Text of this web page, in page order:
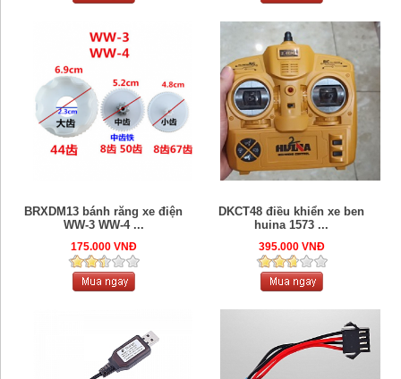
BRXDM13 bánh răng xe điện
WW-3 WW-4 ...
175.000 VNĐ
DKCT48 điều khiển xe ben
huina 1573 ...
395.000 VNĐ